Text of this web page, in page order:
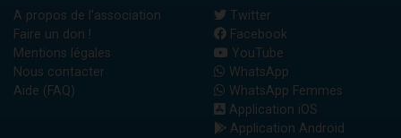
A propos de l'association
Faire un don !
Mentions légales
Nous contacter
Aide (FAQ)
Twitter
Facebook
YouTube
WhatsApp
WhatsApp Femmes
Application iOS
Application Android